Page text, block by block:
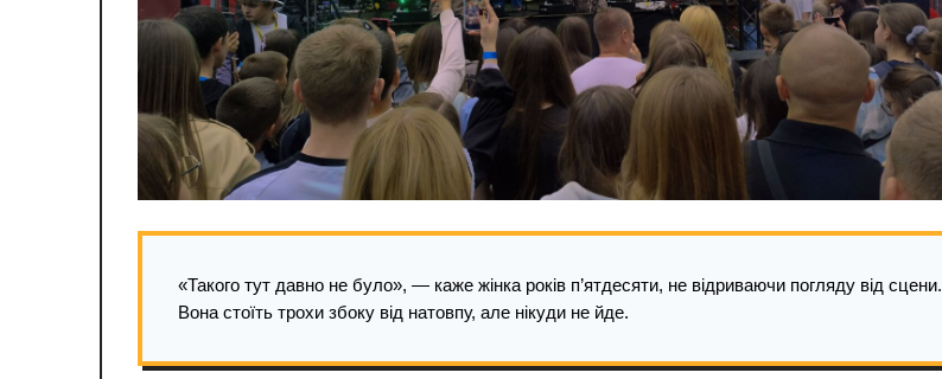
«Такого тут давно не було», — каже жінка років п’ятдесяти, не відриваючи погляду від сцени.
Вона стоїть трохи збоку від натовпу, але нікуди не йде.